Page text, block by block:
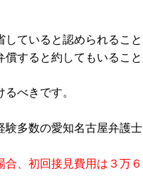
ていると認められること
すると約してもいること
べきです。
多数の愛知名古屋弁護士
、初回接見費用は３万６